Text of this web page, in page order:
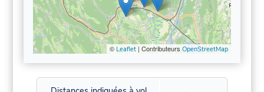
© Leaflet| Contributeurs OpenStreetMap